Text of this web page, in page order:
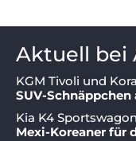
Aktuell bei
KGM Tivoli und
SUV-Schnäppchen
Kia K4 Sportswagon
Mexi-Koreaner für